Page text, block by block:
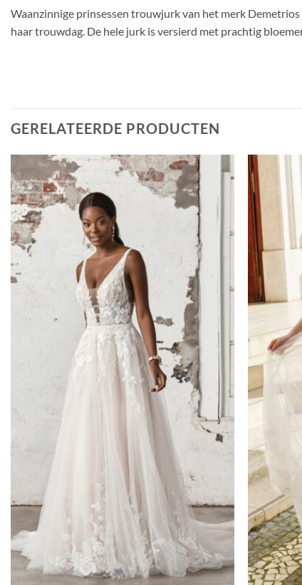
Waanzinnige prinsessen trouwjurk van het merk
haar trouwdag. De hele jurk is versierd met prachtig
GERELATEERDE PRODUCTEN
Toevoegen
aan
verlanglijst